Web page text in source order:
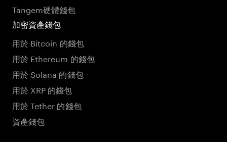
Tangem硬體錢包
加密資產錢包
用於 Bitcoin 的錢包
用於 Ethereum 的錢包
用於 Solana 的錢包
用於 XRP 的錢包
用於 Tether 的錢包
資產錢包